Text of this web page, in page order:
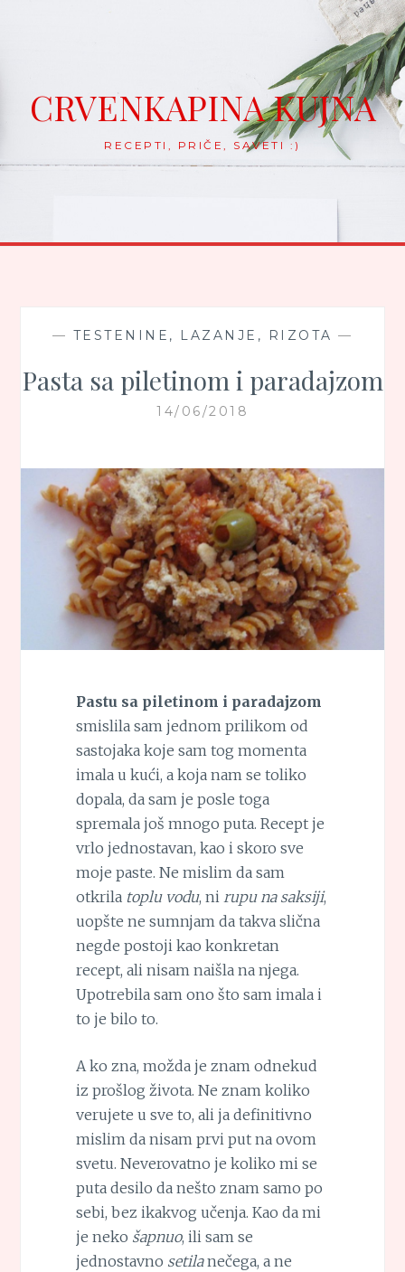
CRVENKAPINA KUJNA
RECEPTI, PRIČE, SAVETI :)
— TESTENINE, LAZANJE, RIZOTA —
Pasta sa piletinom i paradajzom
14/06/2018
Pastu sa piletinom i paradajzom
smislila sam jednom prilikom od
sastojaka koje sam tog momenta
imala u kući, a koja nam se toliko
dopala, da sam je posle toga
spremala još mnogo puta. Recept je
vrlo jednostavan, kao i skoro sve
moje paste. Ne mislim da sam
otkrila toplu vodu, ni rupu na saksiji,
uopšte ne sumnjam da takva slična
negde postoji kao konkretan
recept, ali nisam naišla na njega.
Upotrebila sam ono što sam imala i
to je bilo to.
A ko zna, možda je znam odnekud
iz prošlog života. Ne znam koliko
verujete u sve to, ali ja definitivno
mislim da nisam prvi put na ovom
svetu. Neverovatno je koliko mi se
puta desilo da nešto znam samo po
sebi, bez ikakvog učenja. Kao da mi
je neko šapnuo, ili sam se
jednostavno setilanečega, a ne